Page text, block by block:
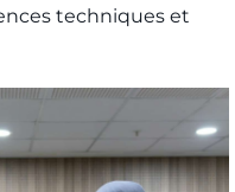
techniques et